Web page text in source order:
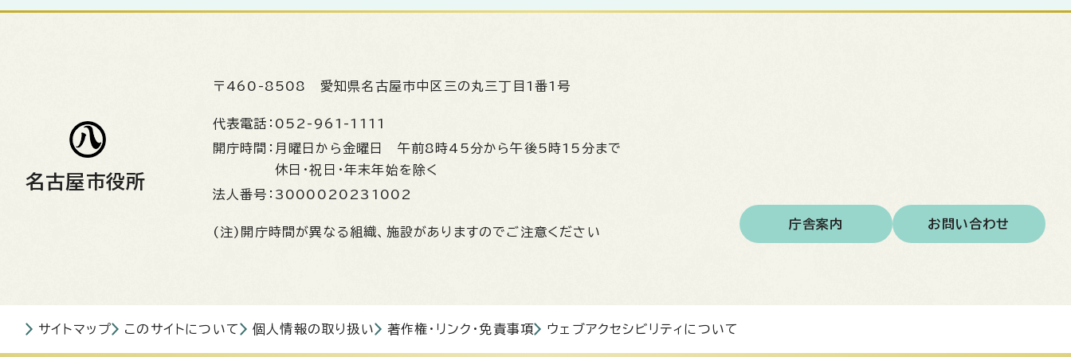
名古屋市役所
〒460-8508 愛知県名古屋市中区三の丸三丁目1番1号
代表電話： 052-961-1111
開庁時間： 月曜日から金曜日 午前8時45分から午後5時15分まで
休日・祝日・年末年始を除く
法人番号： 3000020231002
(注)開庁時間が異なる組織、施設がありますのでご注意ください
庁舎案内 お問い合わせ
サイトマップ このサイトについて 個人情報の取り扱い 著作権・リンク・免責事項 ウェブアクセシビリティについて